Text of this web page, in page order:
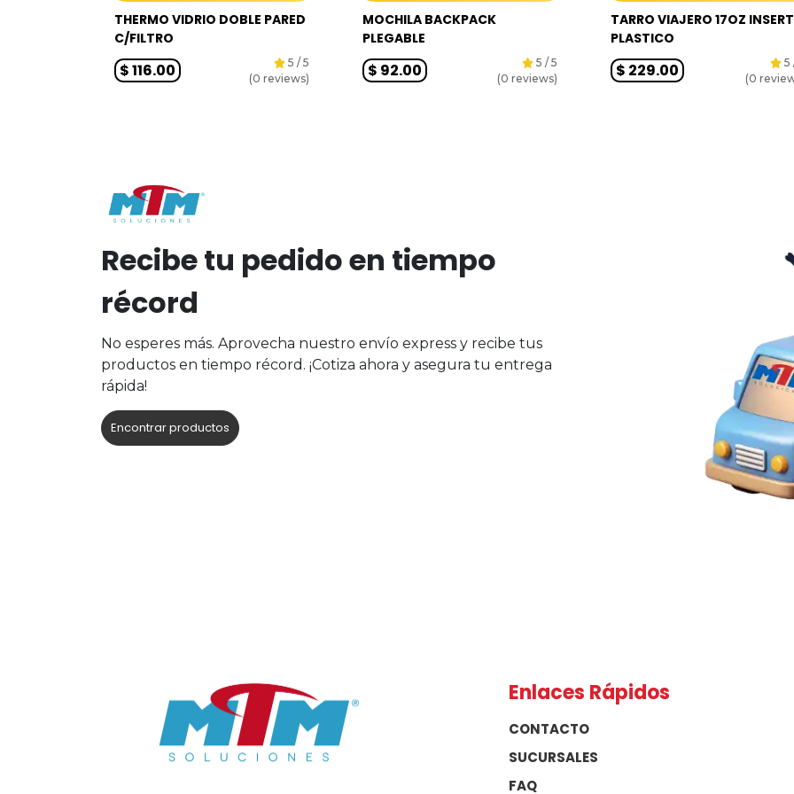
THERMO VIDRIO DOBLE PARED
C/FILTRO
$116.00 5 / 5
(0 reviews)
MOCHILA BACKPACK
PLEGABLE
$ 92.00 5 / 5
(0 reviews)
TARRO VIAJERO 17OZ INSERT
PLASTICO
$ 229.00 5
(0
Recibe tu pedido en tiempo
récord
No esperes más. Aprovecha nuestro envío express y recibe tus
productos en tiempo récord. ¡Cotiza ahora y asegura tu entrega
rápida!
Encontrar productos
Enlaces Rápidos
CONTACTO
SUCURSALES
FAQ